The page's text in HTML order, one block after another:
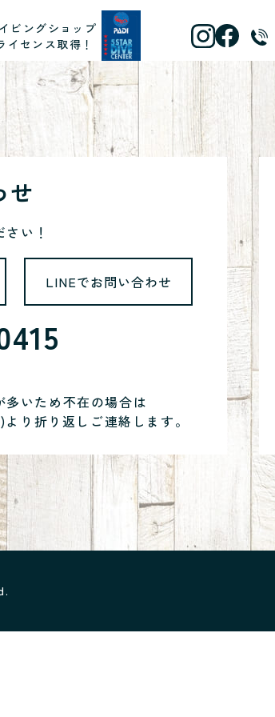
ビングショップ
センス取得！
せ
い！
LINEでお問い合わせ
多いため不在の場合は
)より折り返しご連絡します。